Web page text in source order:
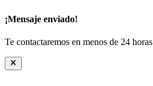
¡Mensaje enviado!
Te contactaremos en menos de 24 horas